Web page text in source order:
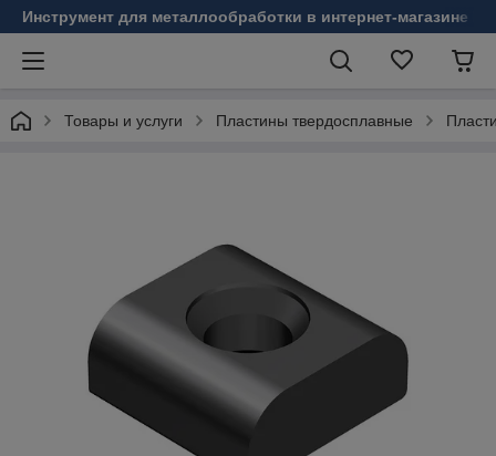
Инструмент для металлообработки в интернет-магазине
Товары и услуги Пластины твердосплавные